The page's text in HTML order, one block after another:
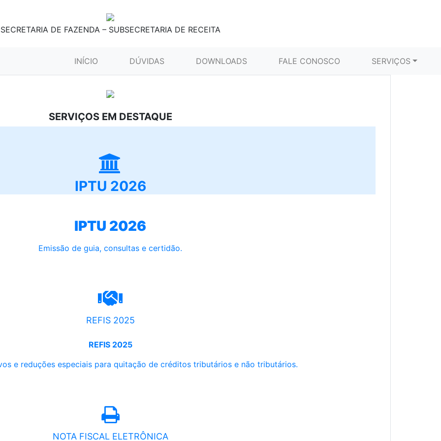
SECRETARIA DE FAZENDA – SUBSECRETARIA DE RECEITA
INÍCIO (CURRENT)DÚVIDAS DOWNLOADS FALE CONOSCO SERVIÇOS
SERVIÇOS EM DESTAQUE
IPTU 2026
IPTU 2026
Emissão de guia, consultas e certidão.
REFIS 2025
REFIS 2025
e reduções especiais para quitação de créditos tributários e não tributários.
NOTA FISCAL ELETRÔNICA